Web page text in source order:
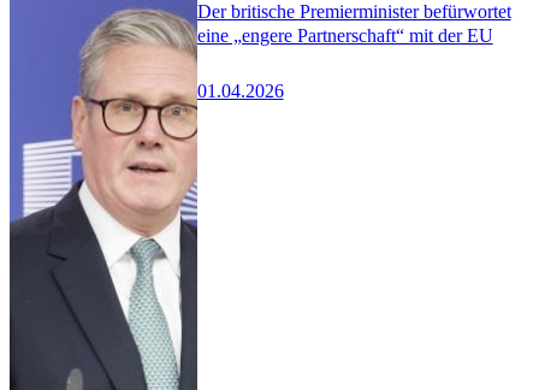
Der britische Premierminister befürwortet
eine „engere Partnerschaft“ mit der EU
01.04.2026